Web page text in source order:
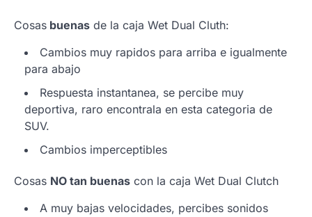
Cosas buenas de la caja Wet Dual Cluth:
Cambios muy rapidos para arriba e igualmente
para abajo
Respuesta instantanea, se percibe muy
deportiva, raro encontrala en esta categoria de
SUV.
Cambios imperceptibles
Cosas NO tan buenas con la caja Wet Dual Clutch
A muy bajas velocidades, percibes sonidos